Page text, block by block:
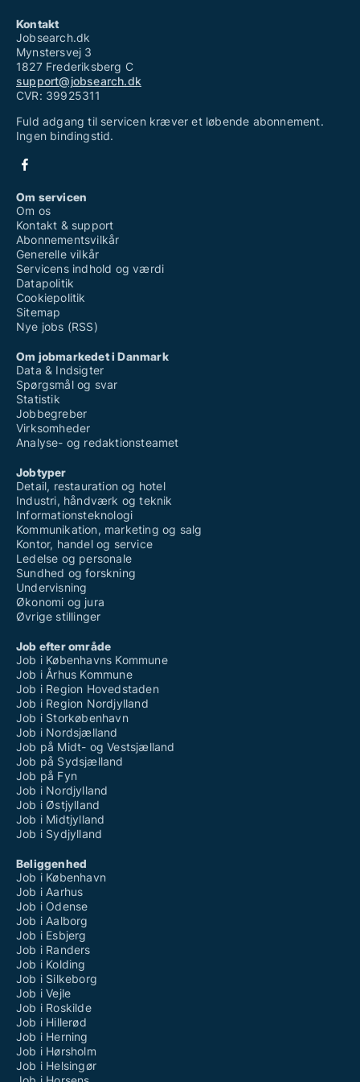
Kontakt
Jobsearch.dk
Mynstersvej 3
1827 Frederiksberg C
support@jobsearch.dk
CVR: 39925311
Fuld adgang til servicen kræver et løbende abonnement.
Ingen bindingstid.
Om servicen
Om os
Kontakt & support
Abonnementsvilkår
Generelle vilkår
Servicens indhold og værdi
Datapolitik
Cookiepolitik
Sitemap
Nye jobs (RSS)
Om jobmarkedet i Danmark
Data & Indsigter
Spørgsmål og svar
Statistik
Jobbegreber
Virksomheder
Analyse- og redaktionsteamet
Jobtyper
Detail, restauration og hotel
Industri, håndværk og teknik
Informationsteknologi
Kommunikation, marketing og salg
Kontor, handel og service
Ledelse og personale
Sundhed og forskning
Undervisning
Økonomi og jura
Øvrige stillinger
Job efter område
Job i Københavns Kommune
Job i Århus Kommune
Job i Region Hovedstaden
Job i Region Nordjylland
Job i Storkøbenhavn
Job i Nordsjælland
Job på Midt- og Vestsjælland
Job på Sydsjælland
Job på Fyn
Job i Nordjylland
Job i Østjylland
Job i Midtjylland
Job i Sydjylland
Beliggenhed
Job i København
Job i Aarhus
Job i Odense
Job i Aalborg
Job i Esbjerg
Job i Randers
Job i Kolding
Job i Silkeborg
Job i Vejle
Job i Roskilde
Job i Hillerød
Job i Herning
Job i Hørsholm
Job i Helsingør